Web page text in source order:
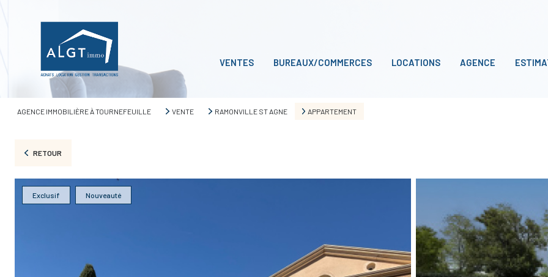
VENTES BUREAUX/COMMERCES LOCATIONS AGENCE
AGENCE IMMOBILIÈRE À TOURNEFEUILLE VENTE RAMONVILLE ST AGNE APPARTEMENT
RETOUR
Exclusif Nouveauté